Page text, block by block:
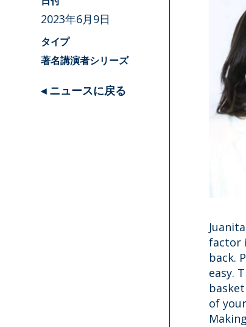
日付
2023年6月9日
タイプ
著名講演者シリーズ
◂ ニュースに戻る
factor
back.
easy.
of